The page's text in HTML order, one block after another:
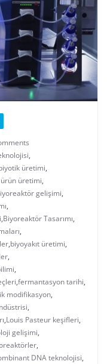
,
üretimi,
üretimi,
gelişimi,
,
,Biyoreaktör Tasarımı,
,
,biyoyakıt üretimi,
,
,
,fermantasyon tarihi,
modifikasyon,
,
,Louis Pasteur keşifleri,
gelişimi,
,
DNA teknolojisi,